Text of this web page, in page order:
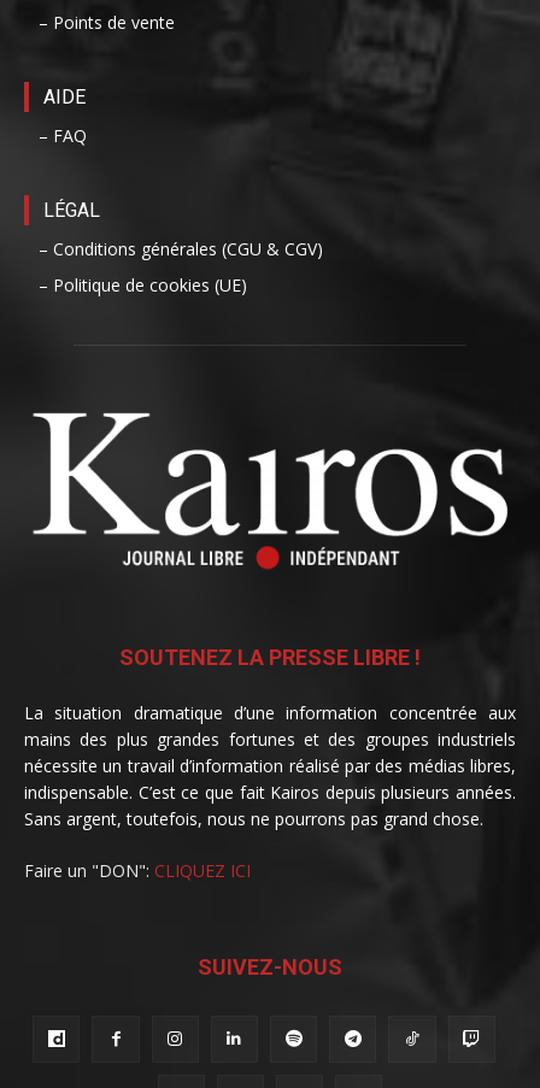
– Points de vente
AIDE
– FAQ
LÉGAL
– Conditions générales (CGU & CGV)
– Politique de cookies (UE)
SOUTENEZ LA PRESSE LIBRE !
La situation dramatique d’une information concentrée aux
mains des plus grandes fortunes et des groupes industriels
nécessite un travail d’information réalisé par des médias libres,
indispensable. C’est ce que fait Kairos depuis plusieurs années.
Sans argent, toutefois, nous ne pourrons pas grand chose.
Faire un "DON": CLIQUEZ ICI
SUIVEZ-NOUS